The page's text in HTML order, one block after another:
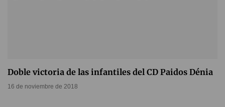
Doble victoria de las infantiles del CD Paidos Dénia
16 de noviembre de 2018